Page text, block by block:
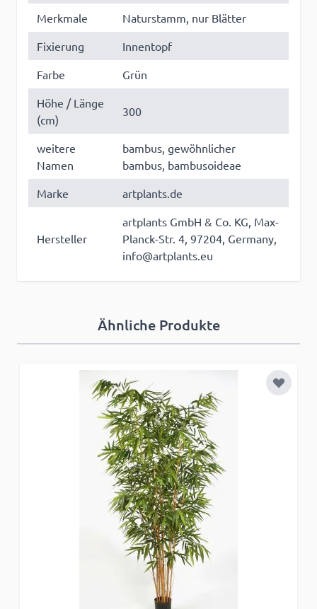
Merkmale
Naturstamm, nur Blätter
Fixierung
Innentopf
Farbe
Grün
Höhe / Länge
(cm)
300
weitere
Namen
bambus, gewöhnlicher
bambus, bambusoideae
Marke
artplants.de
Hersteller
artplants GmbH & Co. KG, Max-
Planck-Str. 4, 97204, Germany,
info@artplants.eu
Ähnliche Produkte
Zur